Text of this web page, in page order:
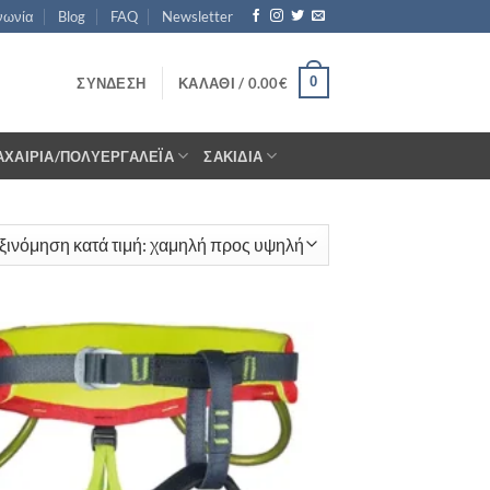
Blog FAQ Newsletter
ΣΎΝΔΕΣΗ ΚΑΛΆΘΙ / 0.00€ 0
ΠΟΛΥΕΡΓΑΛΈΙΑ ΣΑΚΊΔΙΑ
Add to
wishlist